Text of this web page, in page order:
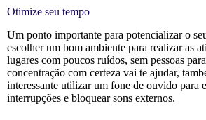
Otimize seu tempo
Um ponto importante para potencializar o
escolher um bom ambiente para realizar as
lugares com poucos ruídos, sem pessoas
concentração com certeza vai te ajudar,
interessante utilizar um fone de ouvido para
interrupções e bloquear sons externos.